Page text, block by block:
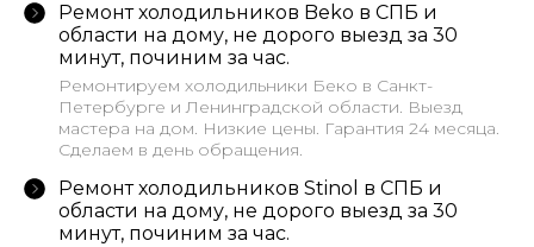
Ремонт холодильников Beko в СПБ и
области на дому, не дорого выезд за 30
минут, починим за час.
Ремонтируем холодильники Беко в Санкт-
Петербурге и Ленинградской области. Выезд
мастера на дом. Низкие цены. Гарантия 24 месяца.
Сделаем в день обращения.
Ремонт холодильников Stinol в СПБ и
области на дому, не дорого выезд за 30
минут, починим за час.